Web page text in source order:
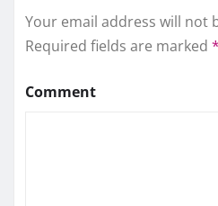
Your email address will not
Required fields are marked *
Comment